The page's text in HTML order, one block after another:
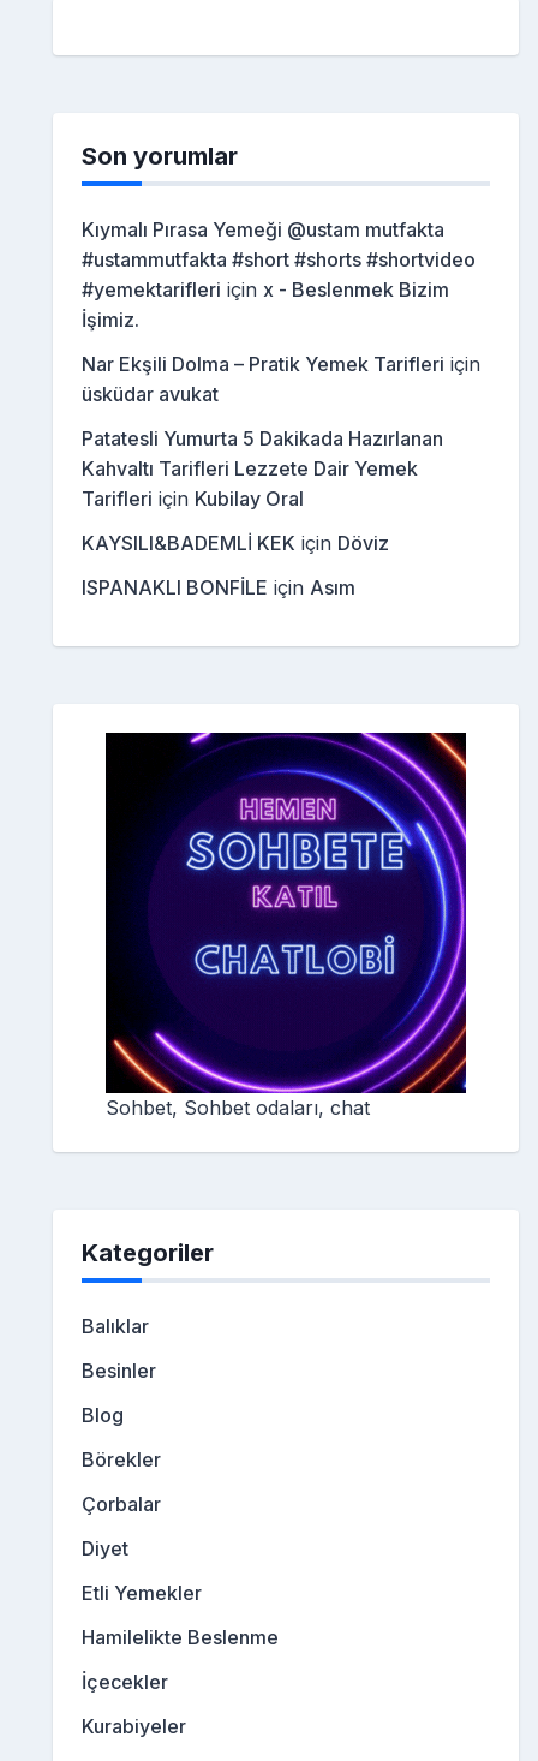
Son yorumlar
Kıymalı Pırasa Yemeği @ustam mutfakta
#ustammutfakta #short #shorts #shortvideo
#yemektarifleri için x - Beslenmek Bizim
İşimiz.
Nar Ekşili Dolma – Pratik Yemek Tarifleri için
üsküdar avukat
Patatesli Yumurta 5 Dakikada Hazırlanan
Kahvaltı Tarifleri Lezzete Dair Yemek
Tarifleri için Kubilay Oral
KAYSILI&BADEMLİ KEK için Döviz
ISPANAKLI BONFİLE için Asım
Sohbet, Sohbet odaları, chat
Kategoriler
Balıklar
Besinler
Blog
Börekler
Çorbalar
Diyet
Etli Yemekler
Hamilelikte Beslenme
İçecekler
Kurabiyeler